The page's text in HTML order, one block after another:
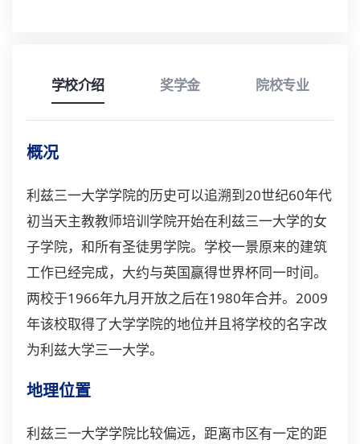
学校介绍 奖学金 院校专业
概况
利兹三一大学学院的历史可以追溯到20世纪60年代
初当天主教教师培训学院开始在利兹三一大学的女
子学院，和所有圣徒男学院。学校一景原来的建筑
工作已经完成，大约与英国赢得世界杯同一时间。
两校于1966年九月开放之后在1980年合并。2009
年该校取得了大学学院的地位并且将学校的名字改
为利兹大学三一大学。
地理位置
利兹三一大学学院比较偏远，距离市区有一定的距